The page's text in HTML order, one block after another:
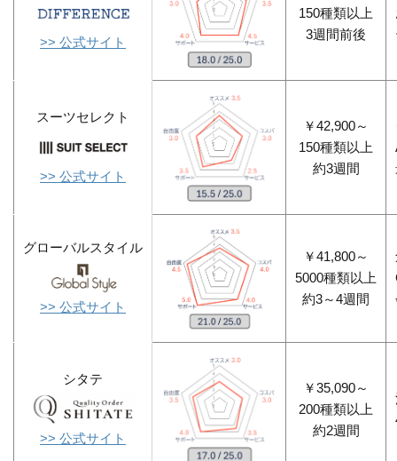
>> 公式サイト
150種類以上
3週間前後
スーツセレクト
>> 公式サイト
￥42,900～
150種類以上
約3週間
グローバルスタイル
>> 公式サイト
￥41,800～
5000種類以上
約3～4週間
シタテ
>> 公式サイト
￥35,090～
200種類以上
約2週間